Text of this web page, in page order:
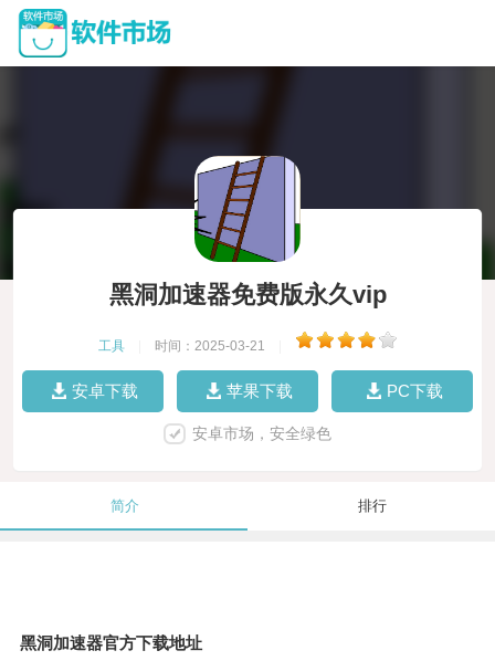
黑洞加速器免费版永久vip
工具 时间：2025-03-21
安卓下载 苹果下载 PC下载
安卓市场，安全绿色
简介 排行
黑洞加速器官方下载地址